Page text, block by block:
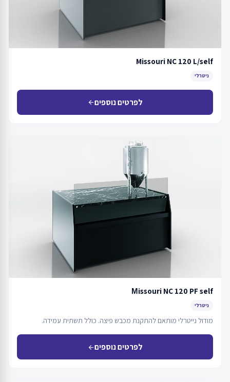
Missouri NC 120 L/self
ניטרלי
לפרטים נוספיםarrow_back
Мissouri NC 120 PF self
ניטרלי
מודול נייטרלי מותאם להתקנת מכבש פיצה. כולל תשתית עמידה.
לפרטים נוספיםarrow_back